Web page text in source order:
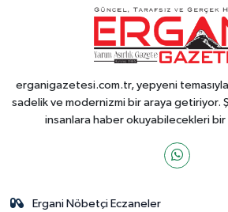
erganigazetesi.com.tr, yepyeni
sadelik ve modernizmi bir araya getiriyor.
insanlara haber okuyabilecekleri bir
Ergani Nöbetçi Eczaneler